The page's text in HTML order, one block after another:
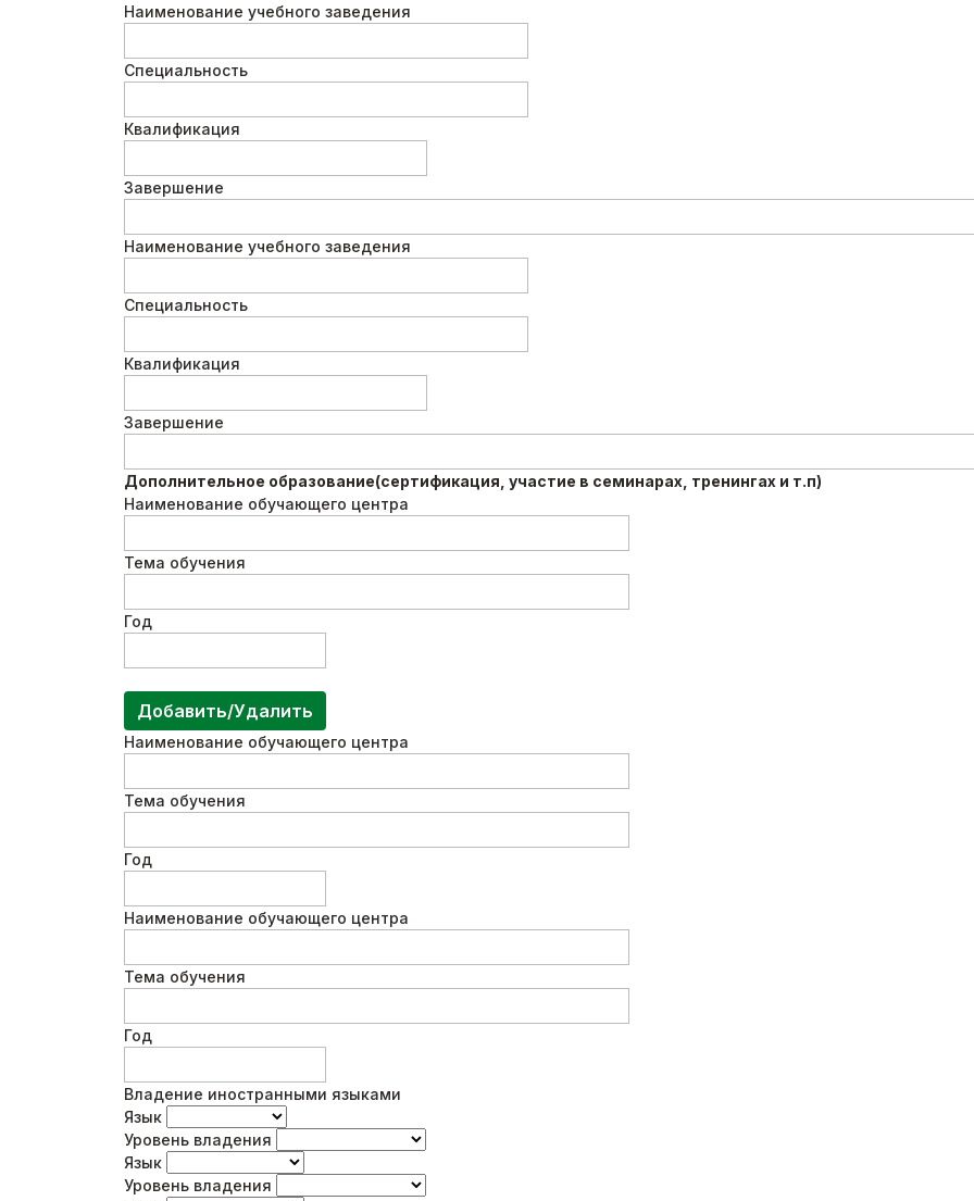
Наименование учебного заведения
Специальность
Квалификация
Завершение
Наименование учебного заведения
Специальность
Квалификация
Завершение
Дополнительное образование(сертификация, участие в семинарах, тренингах и т.п)
Наименование обучающего центра
Тема обучения
Год
Добавить/Удалить
Наименование обучающего центра
Тема обучения
Год
Наименование обучающего центра
Тема обучения
Год
Владение иностранными языками
Язык
Уровень владения
Язык
Уровень владения